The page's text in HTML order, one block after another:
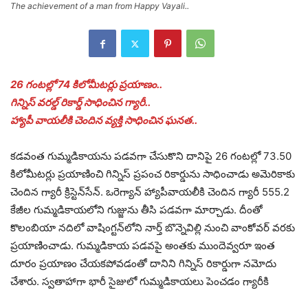
The achievement of a man from Happy Vayali..
26 గంటల్లో 74 కిలోమీటర్లు ప్రయాణం..
గిన్నిస్ వరల్డ్ రికార్డ్ సాధించిన గ్యారీ..
హ్యాపీ వాయలీకి చెందిన వ్యక్తి సాధించిన ఘనత..
కడవంత గుమ్మడికాయను పడవగా చేసుకొని దానిపై 26 గంటల్లో 73.50
కిలోమీటర్లు ప్రయాణించి గిన్నిస్‌ ప్రపంచ రికార్డును సాధించాడు అమెరికాకు
చెందిన గ్యారీ క్రిస్టెన్‌సేన్‌. ఒరెగ్యాన్‌ హ్యాపీవాయలీకి చెందిన గ్యారీ 555.2
కేజీల గుమ్మడికాయలోని గుజ్జును తీసి పడవగా మార్చాడు. దీంతో
కొలంబియా నదిలో వాషింగ్టన్‌లోని నార్త్‌ బొన్నెవిల్లి నుంచి వాంకోవర్‌ వరకు
ప్రయాణించాడు. గుమ్మడికాయ పడవపై అంతకు ముందెవ్వరూ ఇంత
దూరం ప్రయాణం చేయకపోవడంతో దానిని గిన్నిస్‌ రికార్డుగా నమోదు
చేశారు. స్వతాహాగా భారీ సైజులో గుమ్మడికాయలు పెంచడం గ్యారీకి